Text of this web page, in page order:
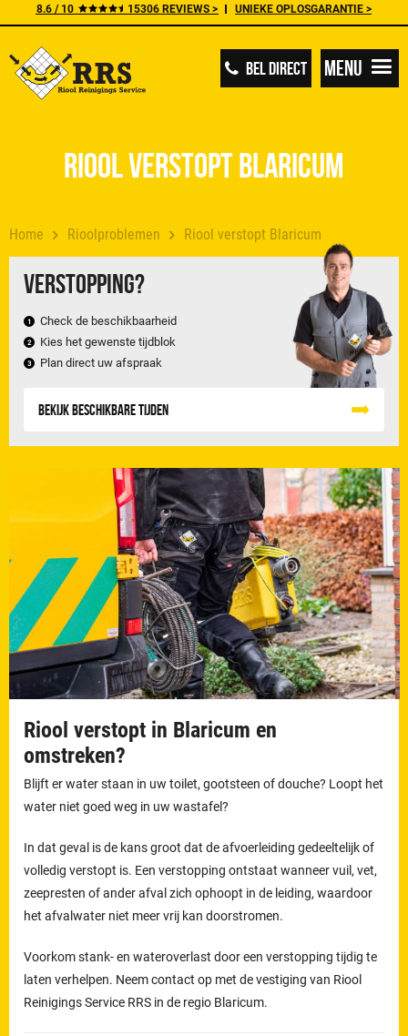
8.6 / 10 15306 REVIEWS > UNIEKE OPLOSGARANTIE >
BEL DIRECT Menu
Home Rioolproblemen Riool verstopt Blaricum
Verstopping?
Check de beschikbaarheid
Kies het gewenste tijdblok
Plan direct uw afspraak
Bekijk beschikbare tijden
Riool verstopt Blaricum
Riool verstopt in Blaricum en
omstreken?
Blijft er water staan in uw toilet, gootsteen of douche? Loopt het
water niet goed weg in uw wastafel?
In dat geval is de kans groot dat de afvoerleiding gedeeltelijk of
volledig verstopt is. Een verstopping ontstaat wanneer vuil, vet,
zeepresten of ander afval zich ophoopt in de leiding, waardoor
het afvalwater niet meer vrij kan doorstromen.
Voorkom stank- en wateroverlast door een verstopping tijdig te
laten verhelpen. Neem contact op met de vestiging van Riool
Reinigings Service RRS in de regio Blaricum.